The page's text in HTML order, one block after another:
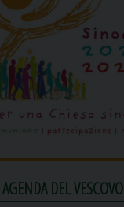
AGENDA DEL VESCOVO